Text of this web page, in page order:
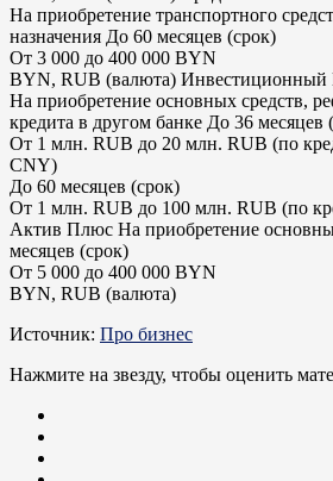
На приобретение транспортного
назначения До 60 месяцев (срок)
От 3 000 до 400 000 BYN
BYN, RUB (валюта)
На приобретение основных средств,
кредита в другом банке До 36 месяцев
От 1 млн. RUB до 20 млн. RUB (по
CNY)
До 60 месяцев (срок)
От 1 млн. RUB до 100 млн. RUB (по
Актив Плюс На приобретение
месяцев (срок)
От 5 000 до 400 000 BYN
BYN, RUB (валюта)
Источник: Про бизнес
Нажмите на звезду, чтобы оценить